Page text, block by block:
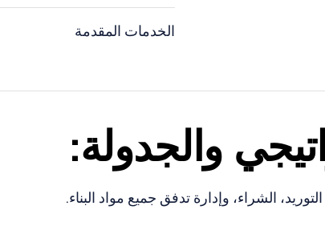
الخدمات المقدمة
والجدولة:
التوريد، الشراء، وإدارة تدفق جميع مواد البناء.